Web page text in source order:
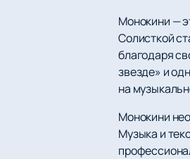
Монокини —
Солисткой
благодаря
звезде» и
на
Монокини
Музыка и